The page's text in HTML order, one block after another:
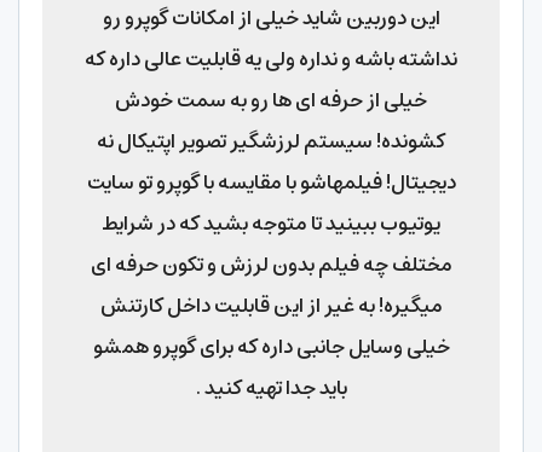
این دوربین شاید خیلی از امکانات گوپرو رو
نداشته باشه و نداره ولی یه قابلیت عالی داره که
خیلی از حرفه ای ها رو به سمت خودش
کشونده! سیستم لرزشگیر تصویر اپتیکال نه
دیجیتال! فیلمهاشو با مقایسه با گوپرو تو سایت
یوتیوب ببینید تا متوجه بشید که در شرایط
مختلف چه فیلم بدون لرزش و تکون حرفه ای
میگیره! به غیر از این قابلیت داخل کارتنش
خیلی وسایل جانبی داره که برای گوپرو همشو
باید جدا تهیه کنید .